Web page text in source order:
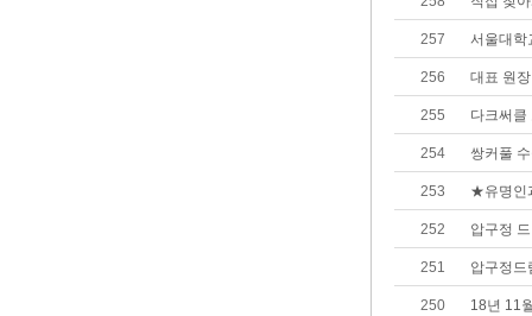
257 서울대학
256 대표 원
255 다크써클
254 쌍커풀
253 ★유명인
252 압구정
251 압구정드
250 18년 11